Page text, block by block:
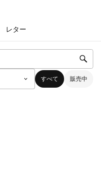
レター
すべて 販売中